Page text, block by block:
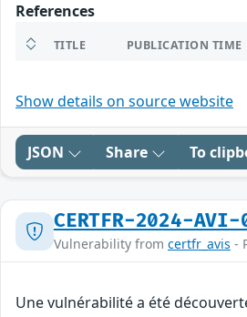
References
TITLE PUBLICATION TIME
Show details on source website
JSON Share To
CERTFR-2024-AVI-
Vulnerability from certfr_avis -
Une vulnérabilité a été